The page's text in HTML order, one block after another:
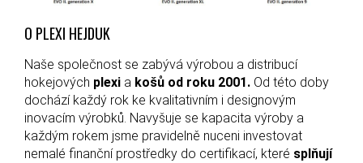
O PLEXI HEJDUK
Naše společnost se zabývá výrobou a distribucí
hokejových plexi a košů od roku 2001. Od této doby
dochází každý rok ke kvalitativním i designovým
inovacím výrobků. Navyšuje se kapacita výroby a
každým rokem jsme pravidelně nuceni investovat
nemalé finanční prostředky do certifikací, které splňují